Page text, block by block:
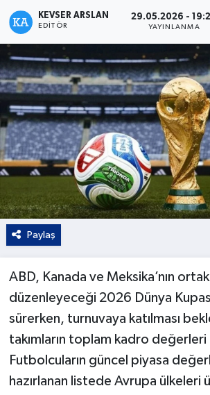
KEVSER ARSLAN
EDITÖR
29.05.2026 -
YAYINLANMA
Paylaş
ABD, Kanada ve Meksika’nın
düzenleyeceği 2026 Dünya
sürerken, turnuvaya katılması
takımların toplam kadro değerleri
Futbolcuların güncel piyasa
hazırlanan listede Avrupa ülkeleri
Kültür - Sanat
Yaşam